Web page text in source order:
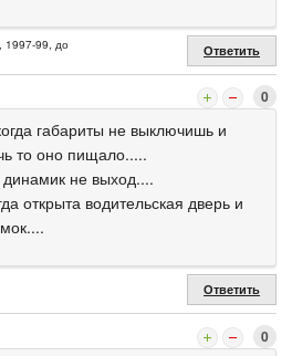
1997-99, до
Ответить
0
габариты не выключишь и
то оно пищало.....
динамик не выход....
открыта водительская дверь и
Ответить
0